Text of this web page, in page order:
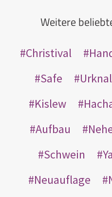
Weitere
Christival
Safe
Kislew
Aufbau
Schwein
Neuauflage